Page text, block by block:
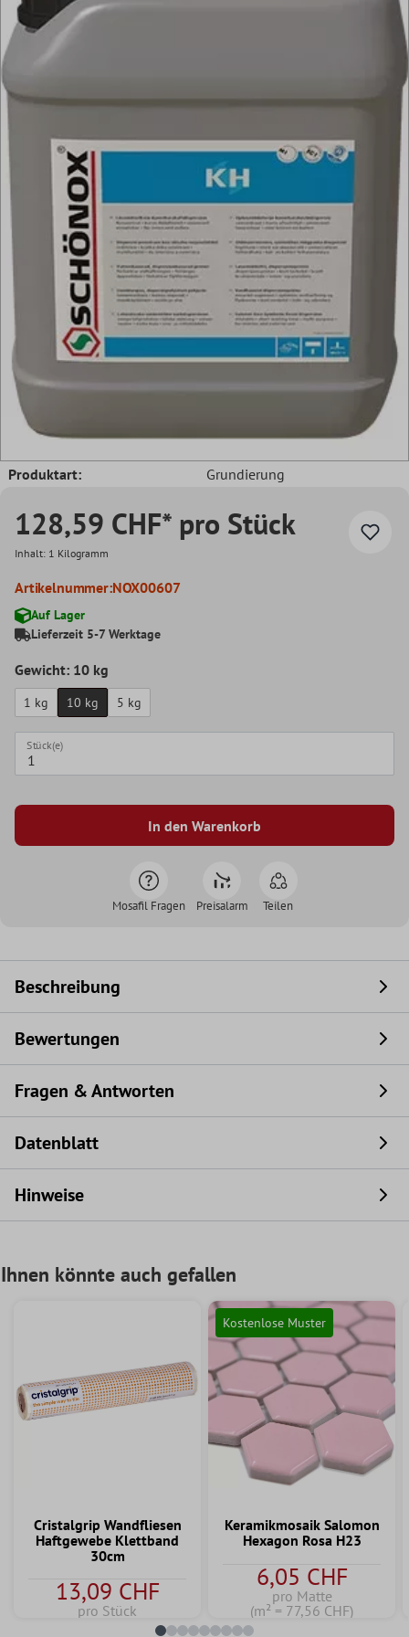
Produktart: Grundierung
128,59 CHF* pro Stück
Inhalt: 1 Kilogramm
Artikelnummer:NOX00607
Auf Lager
Lieferzeit 5-7 Werktage
Gewicht: 10 kg
1 kg 10 kg 5 kg
Stück(e)
In den Warenkorb
Mosafil Fragen Preisalarm Teilen
Beschreibung
Bewertungen
Fragen & Antworten
Datenblatt
Hinweise
Ihnen könnte auch gefallen
Cristalgrip Wandfliesen
Haftgewebe Klettband
30cm
13,09 CHF
pro Stück
Kostenlose Muster
Keramikmosaik Salomon
Hexagon Rosa H23
6,05 CHF
pro Matte
(m² = 77,56 CHF)